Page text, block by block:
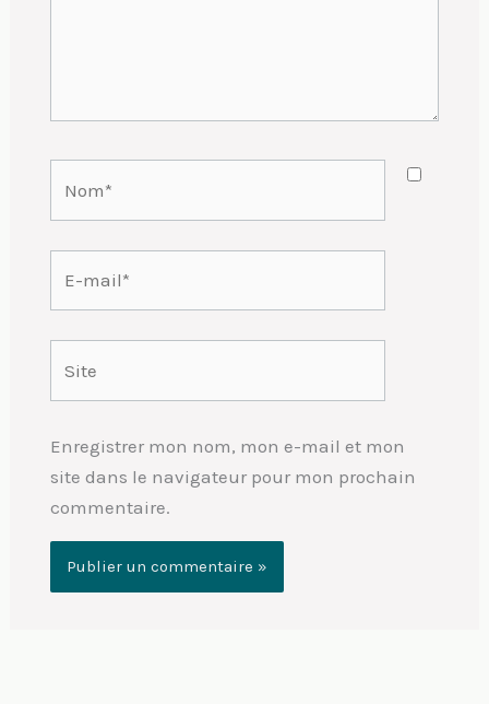
Enregistrer mon nom, mon e-mail et mon
site dans le navigateur pour mon prochain
commentaire.